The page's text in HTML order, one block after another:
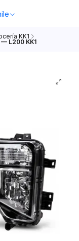
KK1
L200 KK1